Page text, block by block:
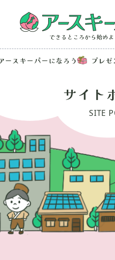
ースキーパーになろう プレ
サイト
SITE